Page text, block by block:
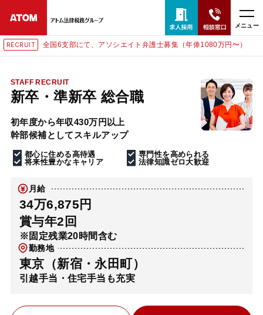
メニュー
RECRUIT 全国6支部にて、アソシエイト弁護士募集（年俸1080万円〜）
STAFF RECRUIT
新卒・準新卒 総合職
初年度から年収430万円以上
幹部候補としてスキルアップ
都心に住める高待遇
専門性を高められる
将来性豊かなキャリア
法律知識ゼロ大歓迎
月給
34万6,875円
賞与年2回
※固定残業20時間含む
勤務地
東京（新宿・永田町）
引越手当・住宅手当も充実
24時間365日全国対応
無料相談窓口はこちら
電話・LINE・メールで相談予約受付中
ホーム
解決実績
アクセス
弁護士・税理士